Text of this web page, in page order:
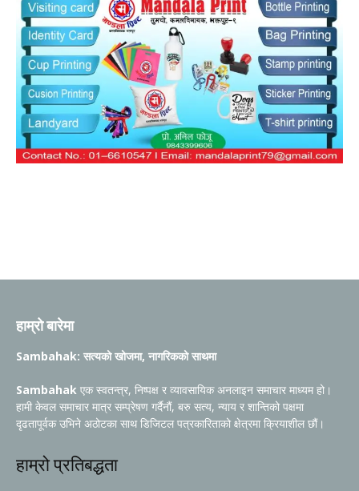
हाम्रो बारेमा
Sambahak: सत्यको खोजमा, नागरिकको साथमा
Sambahak एक स्वतन्त्र, निष्पक्ष र व्यावसायिक अनलाइन समाचार माध्यम हो।
हामी केवल समाचार मात्र सम्प्रेषण गर्दैनौं, बरु सत्य, न्याय र शान्तिको पक्षमा
दृढतापूर्वक उभिने अठोटका साथ डिजिटल पत्रकारिताको क्षेत्रमा क्रियाशील छौं।
हाम्रो प्रतिबद्धता